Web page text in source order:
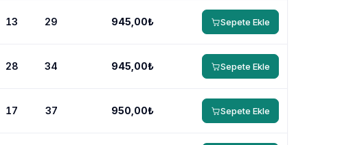
13 29 945,00₺ Sepete Ekle
28 34 945,00₺ Sepete Ekle
17 37 950,00₺ Sepete Ekle